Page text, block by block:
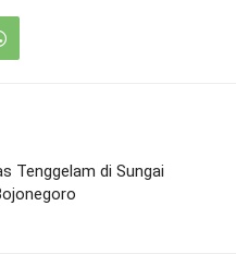
Tenggelam di Sungai